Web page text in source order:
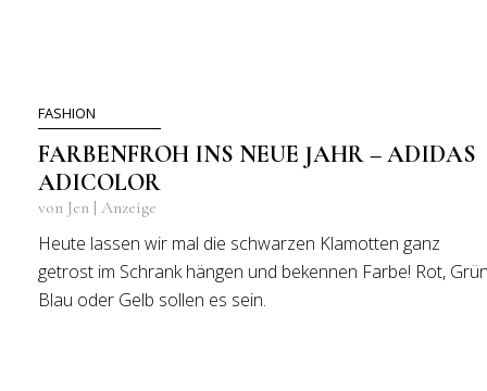
FASHION
FARBENFROH INS NEUE JAHR – ADIDAS
ADICOLOR
von Jen | Anzeige
Heute lassen wir mal die schwarzen Klamotten ganz
getrost im Schrank hängen und bekennen Farbe! Rot,
Blau oder Gelb sollen es sein.